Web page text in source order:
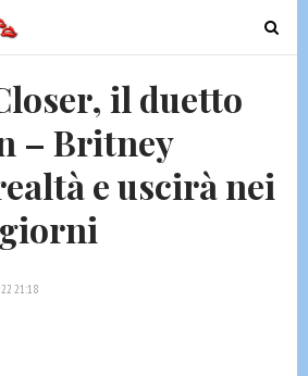
T
o
n
il duetto
– Britney
e uscirà nei
21:18